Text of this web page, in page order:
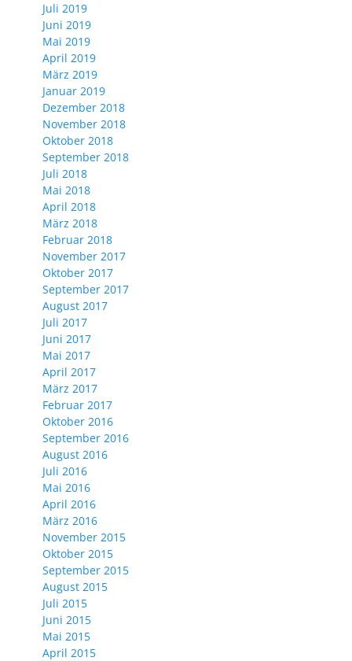
Juli 2019
Juni 2019
Mai 2019
April 2019
März 2019
Januar 2019
Dezember 2018
November 2018
Oktober 2018
September 2018
Juli 2018
Mai 2018
April 2018
März 2018
Februar 2018
November 2017
Oktober 2017
September 2017
August 2017
Juli 2017
Juni 2017
Mai 2017
April 2017
März 2017
Februar 2017
Oktober 2016
September 2016
August 2016
Juli 2016
Mai 2016
April 2016
März 2016
November 2015
Oktober 2015
September 2015
August 2015
Juli 2015
Juni 2015
Mai 2015
April 2015